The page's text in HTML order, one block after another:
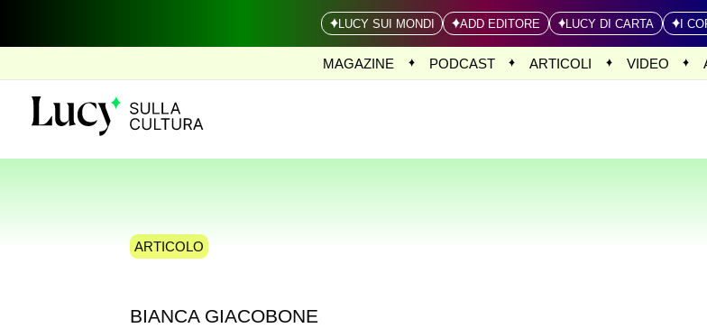
LUCY SUI MONDI ADD EDITORE LUCY DI CARTA I
MAGAZINE PODCAST ARTICOLI VIDEO
ARTICOLO
BIANCA GIACOBONE